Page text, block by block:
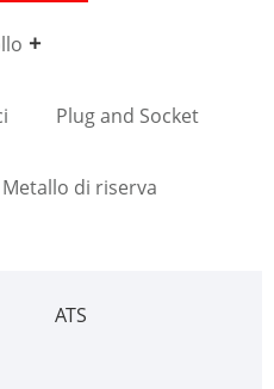
Plug and Socket
Metallo di riserva
ATS